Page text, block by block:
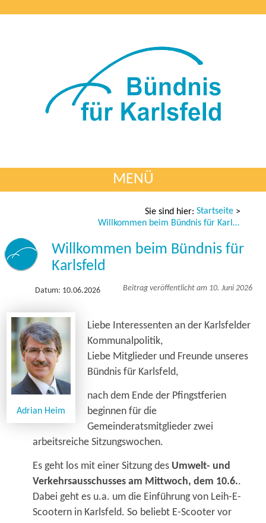
MENÜ
Sie sind hier: Startseite >
Willkommen beim Bündnis für Karlsfeld
Willkommen beim Bündnis für
Karlsfeld
Datum: 10.06.2026 Beitrag veröffentlicht am 10. Juni 2026
Adrian Heim
Liebe Interessenten an der Karlsfelder
Kommunalpolitik,
Liebe Mitglieder und Freunde unseres
Bündnis für Karlsfeld,
nach dem Ende der Pfingstferien
beginnen für die
Gemeinderatsmitglieder zwei
arbeitsreiche Sitzungswochen.
Es geht los mit einer Sitzung des Umwelt- und
Verkehrsausschusses am Mittwoch, dem 10.6..
Dabei geht es u.a. um die Einführung von Leih-E-
Scootern in Karlsfeld. So beliebt E-Scooter vor